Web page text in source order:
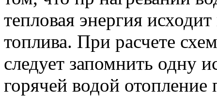
тепловая энергия
топлива. При расчете
следует запомнить одну
горячей водой